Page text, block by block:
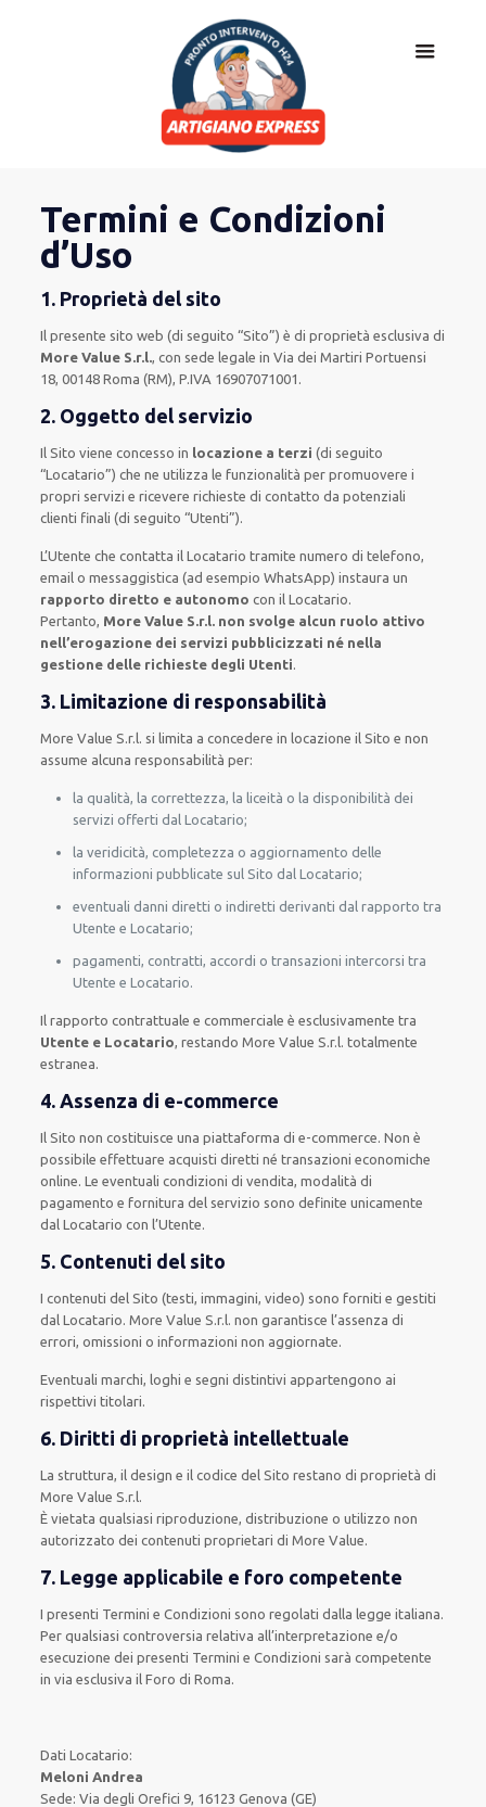
Termini e Condizioni
d’Uso
1. Proprietà del sito
Il presente sito web (di seguito “Sito”) è di proprietà esclusiva di
More Value S.r.l., con sede legale in Via dei Martiri Portuensi
18, 00148 Roma (RM), P.IVA 16907071001.
2. Oggetto del servizio
Il Sito viene concesso in locazione a terzi (di seguito
“Locatario”) che ne utilizza le funzionalità per promuovere i
propri servizi e ricevere richieste di contatto da potenziali
clienti finali (di seguito “Utenti”).
L’Utente che contatta il Locatario tramite numero di telefono,
email o messaggistica (ad esempio WhatsApp) instaura un
rapporto diretto e autonomo con il Locatario.
Pertanto, More Value S.r.l. non svolge alcun ruolo attivo
nell’erogazione dei servizi pubblicizzati né nella
gestione delle richieste degli Utenti.
3. Limitazione di responsabilità
More Value S.r.l. si limita a concedere in locazione il Sito e non
assume alcuna responsabilità per:
la qualità, la correttezza, la liceità o la disponibilità dei
servizi offerti dal Locatario;
la veridicità, completezza o aggiornamento delle
informazioni pubblicate sul Sito dal Locatario;
eventuali danni diretti o indiretti derivanti dal rapporto tra
Utente e Locatario;
pagamenti, contratti, accordi o transazioni intercorsi tra
Utente e Locatario.
Il rapporto contrattuale e commerciale è esclusivamente tra
Utente e Locatario, restando More Value S.r.l. totalmente
estranea.
4. Assenza di e-commerce
Il Sito non costituisce una piattaforma di e-commerce. Non è
possibile effettuare acquisti diretti né transazioni economiche
online. Le eventuali condizioni di vendita, modalità di
pagamento e fornitura del servizio sono definite unicamente
dal Locatario con l’Utente.
5. Contenuti del sito
I contenuti del Sito (testi, immagini, video) sono forniti e gestiti
dal Locatario. More Value S.r.l. non garantisce l’assenza di
errori, omissioni o informazioni non aggiornate.
Eventuali marchi, loghi e segni distintivi appartengono ai
rispettivi titolari.
6. Diritti di proprietà intellettuale
La struttura, il design e il codice del Sito restano di proprietà di
More Value S.r.l.
È vietata qualsiasi riproduzione, distribuzione o utilizzo non
autorizzato dei contenuti proprietari di More Value.
7. Legge applicabile e foro competente
I presenti Termini e Condizioni sono regolati dalla legge italiana.
Per qualsiasi controversia relativa all’interpretazione e/o
esecuzione dei presenti Termini e Condizioni sarà competente
in via esclusiva il Foro di Roma.
Dati Locatario:
Meloni Andrea
Sede: Via degli Orefici 9, 16123 Genova (GE)